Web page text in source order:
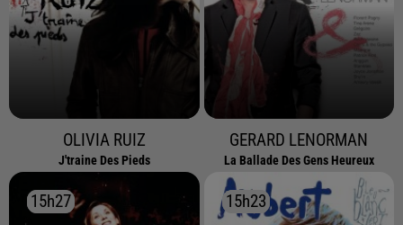
OLIVIA RUIZ
J'traine Des Pieds
GERARD LENORMAN
La Ballade Des Gens Heureux
15h27
15h27 15h23
15h23